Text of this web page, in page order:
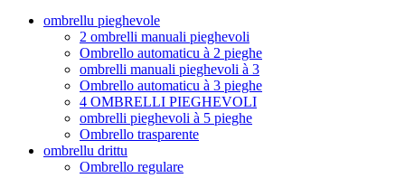
ombrellu pieghevole
2 ombrelli manuali pieghevoli
Ombrello automaticu à 2 pieghe
ombrelli manuali pieghevoli à 3
Ombrello automaticu à 3 pieghe
4 OMBRELLI PIEGHEVOLI
ombrelli pieghevoli à 5 pieghe
Ombrello trasparente
ombrellu drittu
Ombrello regulare